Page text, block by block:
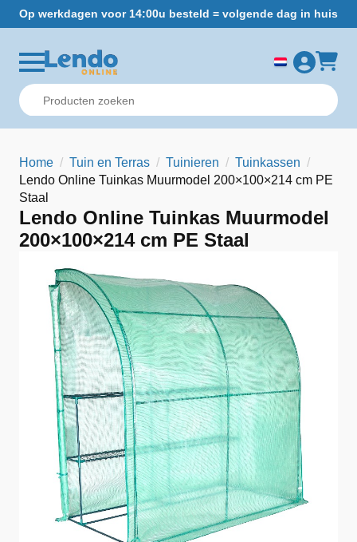
Op werkdagen voor 14:00u besteld = volgende dag in huis
Home Tuin en Terras Tuinieren
Tuinkassen
Lendo Online Tuinkas Muurmodel 200×100×214 cm PE
Staal
Lendo Online Tuinkas Muurmodel
200×100×214 cm PE Staal